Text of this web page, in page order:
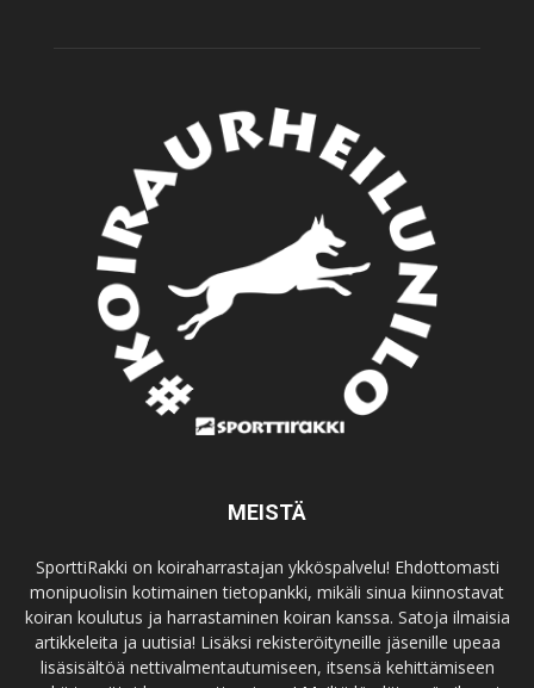
MEISTÄ
SporttiRakki on koiraharrastajan ykköspalvelu! Ehdottomasti
monipuolisin kotimainen tietopankki, mikäli sinua kiinnostavat
koiran koulutus ja harrastaminen koiran kanssa. Satoja ilmaisia
artikkeleita ja uutisia! Lisäksi rekisteröityneille jäsenille upeaa
lisäsisältöä nettivalmentautumiseen, itsensä kehittämiseen